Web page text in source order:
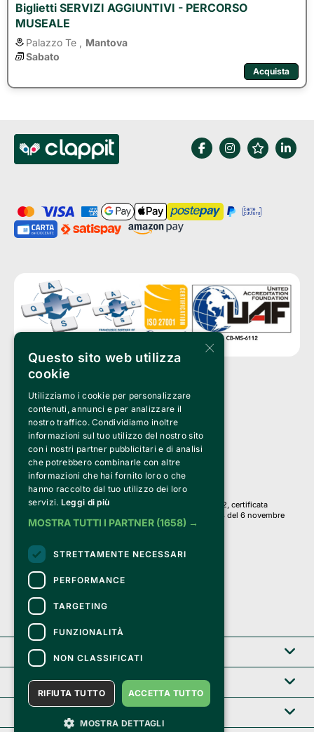
Biglietti SERVIZI AGGIUNTIVI - PERCORSO
MUSEALE
Palazzo Te ,
Mantova
Sabato
Acquista
Clappit è un marchio di proprietà di:
Bemils Srl
a Socio Unico
Via Fosse Ardeatine, 4 -20092 Cinisello Balsamo (MI)
PI 05589050961
Iscr. C.C.I.A.A. Milano R.E.A. 1833471
© 2010-2025 Bemils Srl - Tutti i diritti riservati
Credits:
Clappit è basato sulla piattaforma di biglietteria Belive 6.2, certificata
dall’Agenzia delle Entrate con protocollo n. 2025/445474 del 6 novembre
2025.
Su Clappit i tuoi acquisti ed i tuoi dati
sono sicuri e protetti da un certificato SSL
con crittografia a 128 bit.
Clappit
Help center
×
Questo sito web utilizza
cookie
Utilizziamo i cookie per personalizzare
contenuti, annunci e per analizzare il
nostro traffico. Condividiamo inoltre
informazioni sul tuo utilizzo del nostro sito
con i nostri partner pubblicitari e di analisi
che potrebbero combinarle con altre
informazioni che hai fornito loro o che
hanno raccolto dal tuo utilizzo dei loro
servizi. Leggi di più
MOSTRA TUTTI I PARTNER (1658) →
STRETTAMENTE NECESSARI
PERFORMANCE
TARGETING
FUNZIONALITÀ
NON CLASSIFICATI
ACCETTA TUTTO
RIFIUTA TUTTO
MOSTRA DETTAGLI